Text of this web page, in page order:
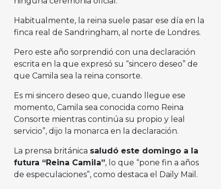
Habitualmente, la reina suele pasar ese día en la
finca real de Sandringham, al norte de Londres.
Pero este año sorprendió con una declaración
escrita en la que expresó su “sincero deseo” de
que Camila sea la reina consorte.
Es mi sincero deseo que, cuando llegue ese
momento, Camila sea conocida como Reina
Consorte mientras continúa su propio y leal
servicio”, dijo la monarca en la declaración.
La prensa británica saludó este domingo a la
futura “Reina Camila”, lo que “pone fin a años
de especulaciones”, como destaca el Daily Mail.